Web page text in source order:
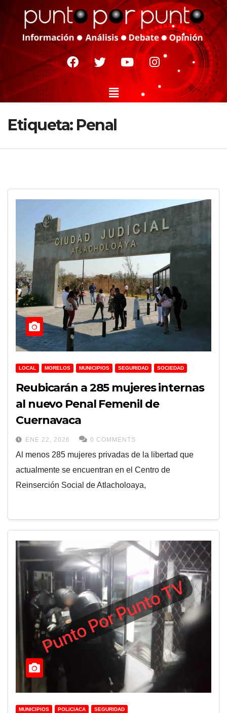
Etiqueta: Penal
LOCAL MORELOS MUNICIPIOS SEGURIDAD SOCIEDAD
Reubicarán a 285 mujeres internas
al nuevo Penal Femenil de
Cuernavaca
ENE 22, 2026 0 COMMENTS
Al menos 285 mujeres privadas de la libertad que
actualmente se encuentran en el Centro de
Reinserción Social de Atlacholoaya,
MUNICIPIOS POLICIACA SEGURIDAD